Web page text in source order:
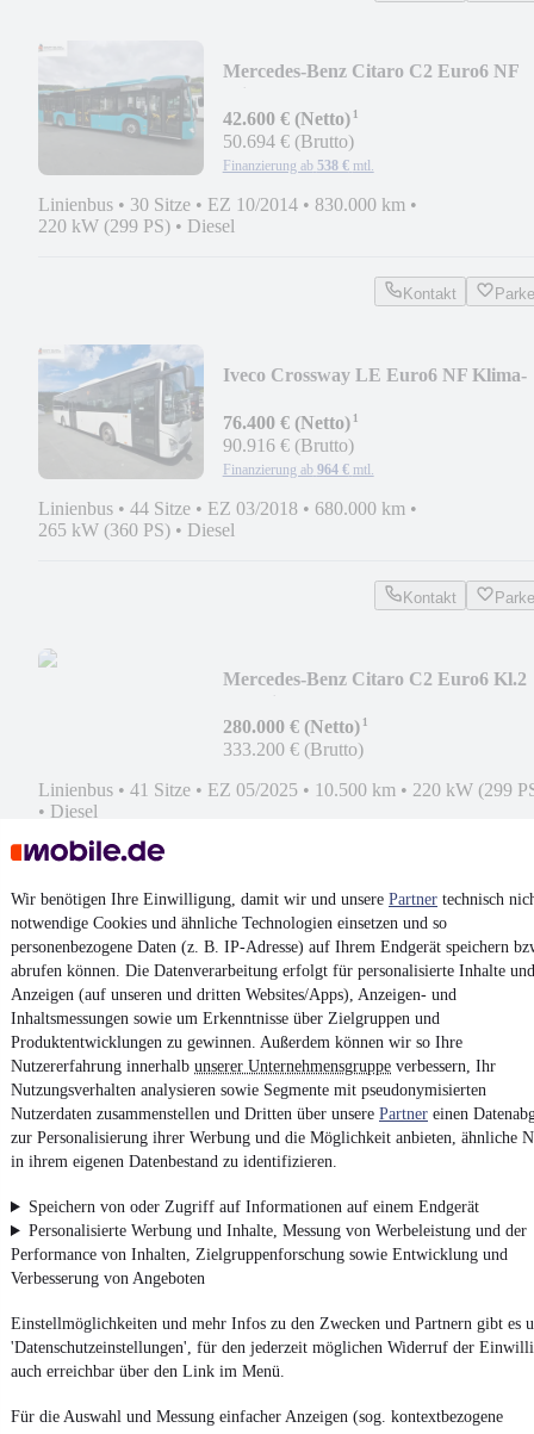
Wir benötigen Ihre Einwilligung, damit wir und unsere Partner technisch
notwendige Cookies und ähnliche Technologien einsetzen und so
personenbezogene Daten (z. B. IP-Adresse) auf Ihrem Endgerät speichern
abrufen können. Die Datenverarbeitung erfolgt für personalisierte Inhalte und
Anzeigen (auf unseren und dritten Websites/Apps), Anzeigen- und
Inhaltsmessungen sowie um Erkenntnisse über Zielgruppen und
Produktentwicklungen zu gewinnen. Außerdem können wir so Ihre
Nutzererfahrung innerhalb unserer Unternehmensgruppe verbessern, Ihr
Nutzungsverhalten analysieren sowie Segmente mit pseudonymisierten
Nutzerdaten zusammenstellen und Dritten über unsere Partner einen
zur Personalisierung ihrer Werbung und die Möglichkeit anbieten, ähnliche
in ihrem eigenen Datenbestand zu identifizieren.
Speichern von oder Zugriff auf Informationen auf einem Endgerät
Personalisierte Werbung und Inhalte, Messung von Werbeleistung und der
Performance von Inhalten, Zielgruppenforschung sowie Entwicklung und
Verbesserung von Angeboten
Einstellmöglichkeiten und mehr Infos zu den Zwecken und Partnern gibt es
'Datenschutzeinstellungen', für den jederzeit möglichen Widerruf der
auch erreichbar über den Link im Menü.
Für die Auswahl und Messung einfacher Anzeigen (sog. kontextbezogene
Mercedes-Benz Citaro C2 Euro6 NF
42.600 € (Netto)¹
50.694 € (Brutto)
Finanzierung ab 538 € mtl.
Linienbus • 30 Sitze • EZ 10/2014 • 830.000 km •
220 kW (299 PS) • Diesel
Kontakt
Iveco Crossway LE Euro6 NF Klima-
76.400 € (Netto)¹
90.916 € (Brutto)
Finanzierung ab 964 € mtl.
Linienbus • 44 Sitze • EZ 03/2018 • 680.000 km •
265 kW (360 PS) • Diesel
Kontakt
Mercedes-Benz Citaro C2 Euro6 Kl.2
280.000 € (Netto)¹
333.200 € (Brutto)
Linienbus • 41 Sitze • EZ 05/2025 • 10.500 km • 220 kW (299
• Diesel
¹MwSt. ausweisbar
4.6 Sterne
Nutze mobile.de schnell und einfach
App installieren
Impressum
AGB
Datenschutz
Erklärung zur Barrierefreiheit
Report Security Vulnerability (English)